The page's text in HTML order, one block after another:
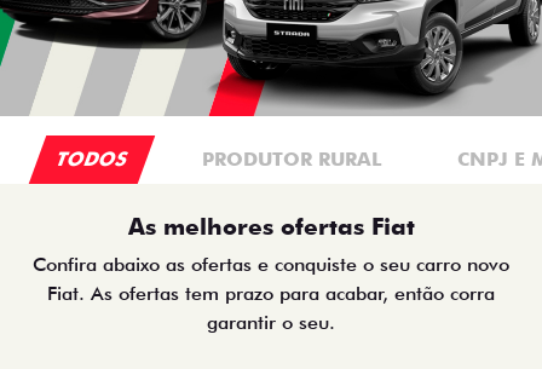
TODOS PRODUTOR RURAL CNPJ E
As melhores ofertas Fiat
Confira abaixo as ofertas e conquiste o seu carro novo
Fiat. As ofertas tem prazo para acabar, então corra
garantir o seu.